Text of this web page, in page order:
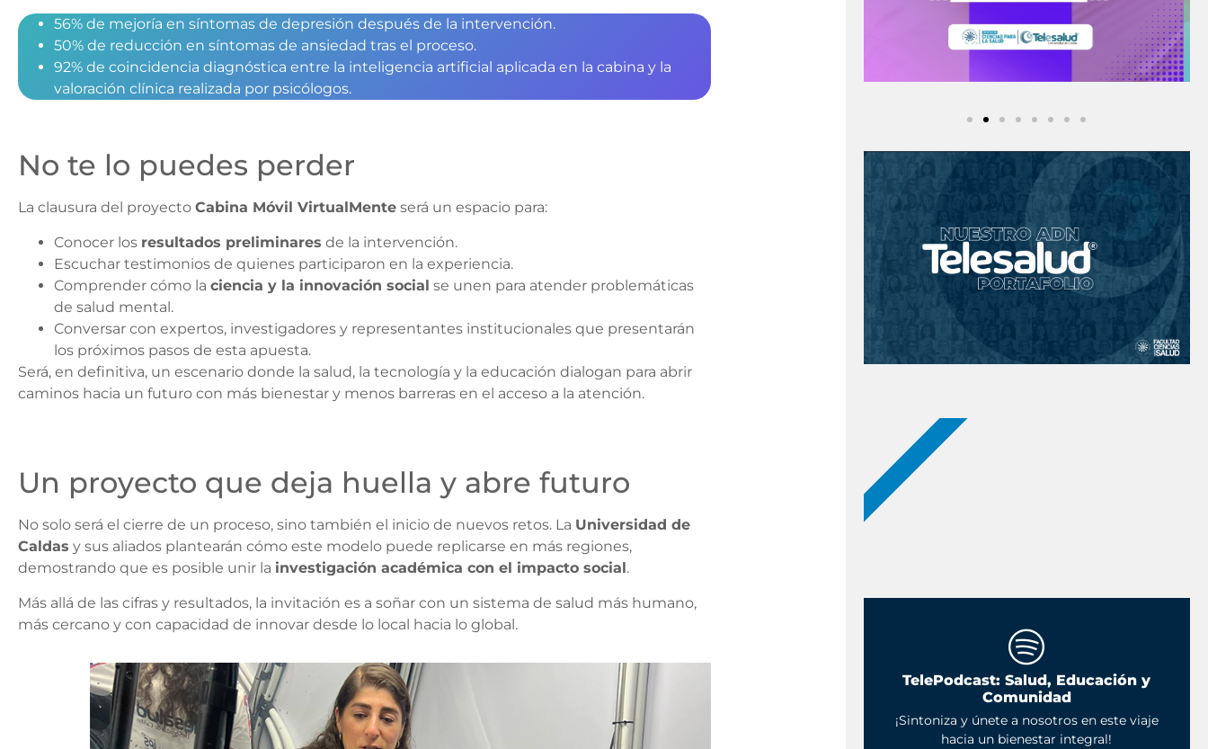
56% de mejoría en síntomas de depresión después de la intervención.
50% de reducción en síntomas de ansiedad tras el proceso.
92% de coincidencia diagnóstica entre la inteligencia artificial aplicada en la cabina y la
valoración clínica realizada por psicólogos.
No te lo puedes perder
La clausura del proyecto Cabina Móvil VirtualMente será un espacio para:
Conocer los resultados preliminares de la intervención.
Escuchar testimonios de quienes participaron en la experiencia.
Comprender cómo la ciencia y la innovación social se unen para atender problemáticas
de salud mental.
Conversar con expertos, investigadores y representantes institucionales que presentarán
los próximos pasos de esta apuesta.
Será, en definitiva, un escenario donde la salud, la tecnología y la educación dialogan para abrir
caminos hacia un futuro con más bienestar y menos barreras en el acceso a la atención.
Un proyecto que deja huella y abre futuro
No solo será el cierre de un proceso, sino también el inicio de nuevos retos. La Universidad de
Caldas y sus aliados plantearán cómo este modelo puede replicarse en más regiones,
demostrando que es posible unir la investigación académica con el impacto social .
Más allá de las cifras y resultados, la invitación es a soñar con un sistema de salud más humano,
más cercano y con capacidad de innovar desde lo local hacia lo global.
TelePodcast: Salud, Educación y
Comunidad
¡Sintoniza y únete a nosotros en este viaje
hacia un bienestar integral!
NUEVOS PODCAST